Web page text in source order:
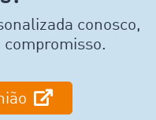
conosco,